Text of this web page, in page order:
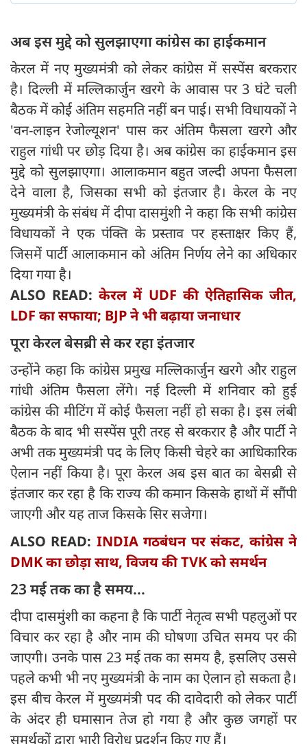
अब इस मुद्दे को सुलझाएगा कांग्रेस का हाईकमान
केरल में नए मुख्यमंत्री को लेकर कांग्रेस में सस्पेंस बरकरार
है। दिल्ली में मल्लिकार्जुन खरगे के आवास पर 3 घंटे चली
बैठक में कोई अंतिम सहमति नहीं बन पाई। सभी विधायकों ने
'वन-लाइन रेजोल्यूशन' पास कर अंतिम फैसला खरगे और
राहुल गांधी पर छोड़ दिया है। अब कांग्रेस का हाईकमान इस
मुद्दे को सुलझाएगा। आलाकमान बहुत जल्दी अपना फैसला
देने वाला है, जिसका सभी को इंतजार है। केरल के नए
मुख्यमंत्री के संबंध में दीपा दासमुंशी ने कहा कि सभी कांग्रेस
विधायकों ने एक पंक्ति के प्रस्ताव पर हस्ताक्षर किए हैं,
जिसमें पार्टी आलाकमान को अंतिम निर्णय लेने का अधिकार
दिया गया है।
ALSO READ:केरल में UDF की ऐतिहासिक जीत,
LDF का सफाया; BJP ने भी बढ़ाया जनाधार
पूरा केरल बेसब्री से कर रहा इंतजार
उन्होंने कहा कि कांग्रेस प्रमुख मल्लिकार्जुन खरगे और राहुल
गांधी अंतिम फैसला लेंगे। नई दिल्ली में शनिवार को हुई
कांग्रेस की मीटिंग में कोई फैसला नहीं हो सका है। इस लंबी
बैठक के बाद भी सस्पेंस पूरी तरह से बरकरार है और पार्टी ने
अभी तक मुख्यमंत्री पद के लिए किसी चेहरे का आधिकारिक
ऐलान नहीं किया है। पूरा केरल अब इस बात का बेसब्री से
इंतजार कर रहा है कि राज्य की कमान किसके हाथों में सौंपी
जाएगी और यह ताज किसके सिर सजेगा।
ALSO READ: INDIA गठबंधन पर संकट, कांग्रेस ने
DMK का छोड़ा साथ, विजय की TVK को समर्थन
23 मई तक का है समय...
दीपा दासमुंशी का कहना है कि पार्टी नेतृत्व सभी पहलुओं पर
विचार कर रहा है और नाम की घोषणा उचित समय पर की
जाएगी। उनके पास 23 मई तक का समय है, इसलिए उससे
पहले कभी भी नए मुख्यमंत्री के नाम का ऐलान हो सकता है।
इस बीच केरल में मुख्यमंत्री पद की दावेदारी को लेकर पार्टी
के अंदर ही घमासान तेज हो गया है और कुछ जगहों पर
समर्थकों द्वारा भारी विरोध प्रदर्शन किए गए हैं।